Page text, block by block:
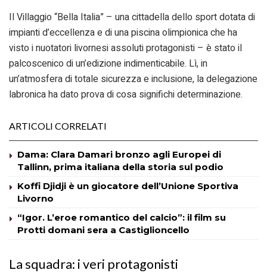
Il Villaggio “Bella Italia” – una cittadella dello sport dotata di
impianti d’eccellenza e di una piscina olimpionica che ha
visto i nuotatori livornesi assoluti protagonisti – è stato il
palcoscenico di un’edizione indimenticabile. Lì, in
un’atmosfera di totale sicurezza e inclusione, la delegazione
labronica ha dato prova di cosa significhi determinazione.
ARTICOLI CORRELATI
Dama: Clara Damari bronzo agli Europei di
Tallinn, prima italiana della storia sul podio
Koffi Djidji è un giocatore dell’Unione Sportiva
Livorno
“Igor. L’eroe romantico del calcio”: il film su
Protti domani sera a Castiglioncello
La squadra: i veri protagonisti